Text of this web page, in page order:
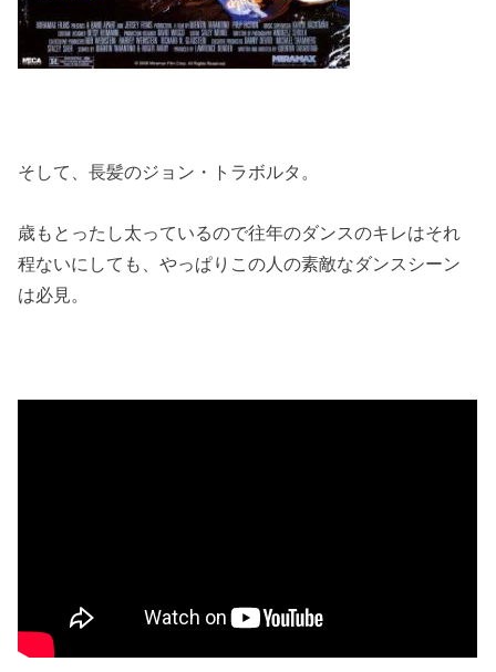
そして、長髪のジョン・トラボルタ。
歳もとったし太っているので往年のダンスのキレはそれ
程ないにしても、やっぱりこの人の素敵なダンスシーン
は必見。